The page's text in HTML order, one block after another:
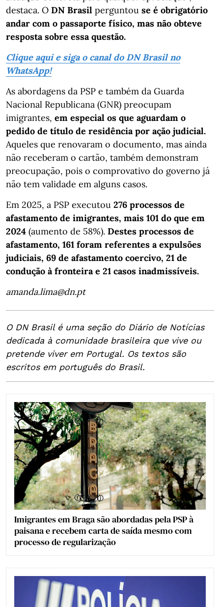
destaca. O DN Brasil perguntou se é obrigatório
andar com o passaporte físico, mas não obteve
resposta sobre essa questão.
Clique aqui e siga o canal do DN Brasil no
WhatsApp!
As abordagens da PSP e também da Guarda
Nacional Republicana (GNR) preocupam
imigrantes, em especial os que aguardam o
pedido de título de residência por ação judicial.
Aqueles que renovaram o documento, mas ainda
não receberam o cartão, também demonstram
preocupação, pois o comprovativo do governo já
não tem validade em alguns casos.
Em 2025, a PSP executou 276 processos de
afastamento de imigrantes, mais 101 do que em
2024 (aumento de 58%). Destes processos de
afastamento, 161 foram referentes a expulsões
judiciais, 69 de afastamento coercivo, 21 de
condução à fronteira e 21 casos inadmissíveis.
amanda.lima@dn.pt
O DN Brasil é uma seção do Diário de Notícias
dedicada à comunidade brasileira que vive ou
pretende viver em Portugal. Os textos são
escritos em português do Brasil.
Imigrantes em Braga são abordadas pela PSP à
paisana e recebem carta de saída mesmo com
processo de regularização